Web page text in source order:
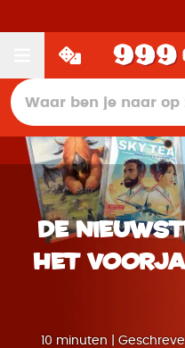
De
het
10 minuten |